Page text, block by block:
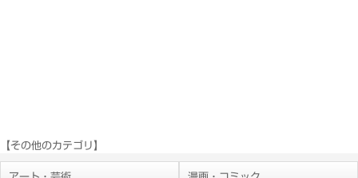
【その他のカテゴリ】